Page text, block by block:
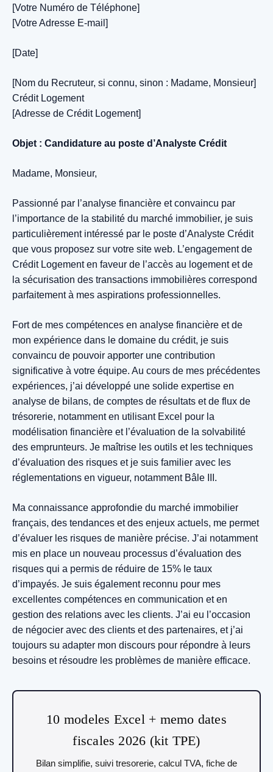
[Votre Numéro de Téléphone]
[Votre Adresse E-mail]
[Date]
[Nom du Recruteur, si connu, sinon : Madame, Monsieur]
Crédit Logement
[Adresse de Crédit Logement]
Objet : Candidature au poste d’Analyste Crédit
Madame, Monsieur,
Passionné par l’analyse financière et convaincu par
l’importance de la stabilité du marché immobilier, je suis
particulièrement intéressé par le poste d’Analyste Crédit
que vous proposez sur votre site web. L’engagement de
Crédit Logement en faveur de l’accès au logement et de
la sécurisation des transactions immobilières correspond
parfaitement à mes aspirations professionnelles.
Fort de mes compétences en analyse financière et de
mon expérience dans le domaine du crédit, je suis
convaincu de pouvoir apporter une contribution
significative à votre équipe. Au cours de mes précédentes
expériences, j’ai développé une solide expertise en
analyse de bilans, de comptes de résultats et de flux de
trésorerie, notamment en utilisant Excel pour la
modélisation financière et l’évaluation de la solvabilité
des emprunteurs. Je maîtrise les outils et les techniques
d’évaluation des risques et je suis familier avec les
réglementations en vigueur, notamment Bâle III.
Ma connaissance approfondie du marché immobilier
français, des tendances et des enjeux actuels, me permet
d’évaluer les risques de manière précise. J’ai notamment
mis en place un nouveau processus d’évaluation des
risques qui a permis de réduire de 15% le taux
d’impayés. Je suis également reconnu pour mes
excellentes compétences en communication et en
gestion des relations avec les clients. J’ai eu l’occasion
de négocier avec des clients et des partenaires, et j’ai
toujours su adapter mon discours pour répondre à leurs
besoins et résoudre les problèmes de manière efficace.
10 modeles Excel + memo dates
fiscales 2026 (kit TPE)
Bilan simplifie, suivi tresorerie, calcul TVA, fiche de